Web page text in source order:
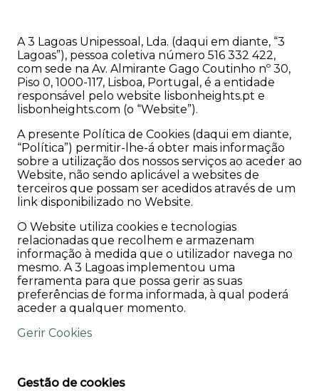
A 3 Lagoas Unipessoal, Lda. (daqui em diante, “3
Lagoas”), pessoa coletiva número 516 332 422,
com sede na Av. Almirante Gago Coutinho nº 30,
Piso 0, 1000-117, Lisboa, Portugal, é a entidade
responsável pelo website lisbonheights.pt e
lisbonheights.com (o “Website”).
A presente Política de Cookies (daqui em diante,
“Política”) permitir-lhe-á obter mais informação
sobre a utilização dos nossos serviços ao aceder ao
Website, não sendo aplicável a websites de
terceiros que possam ser acedidos através de um
link disponibilizado no Website.
O Website utiliza cookies e tecnologias
relacionadas que recolhem e armazenam
informação à medida que o utilizador navega no
mesmo. A 3 Lagoas implementou uma
ferramenta para que possa gerir as suas
preferências de forma informada, à qual poderá
aceder a qualquer momento.
Gerir Cookies
Gestão de cookies